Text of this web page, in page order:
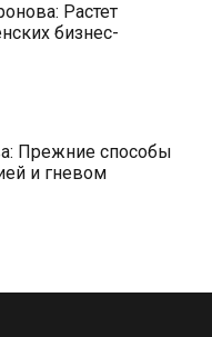
Растет
бизнес-
Прежние способы
и гневом